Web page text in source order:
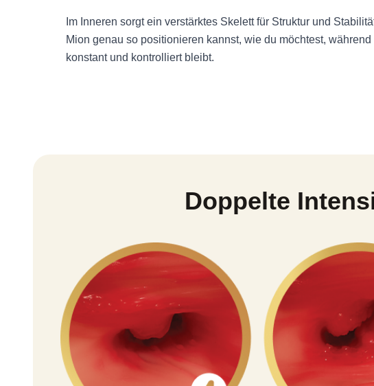
Im Inneren sorgt ein verstärktes Skelett für Struktur und
Mion genau so positionieren kannst, wie du möchtest,
konstant und kontrolliert bleibt.
Doppelte